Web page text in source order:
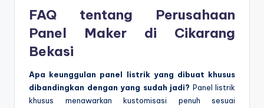
FAQ tentang Perusahaan
Panel Maker di Cikarang
Bekasi
Apa keunggulan panel listrik yang dibuat khusus
dibandingkan dengan yang sudah jadi? Panel listrik
khusus menawarkan kustomisasi penuh sesuai